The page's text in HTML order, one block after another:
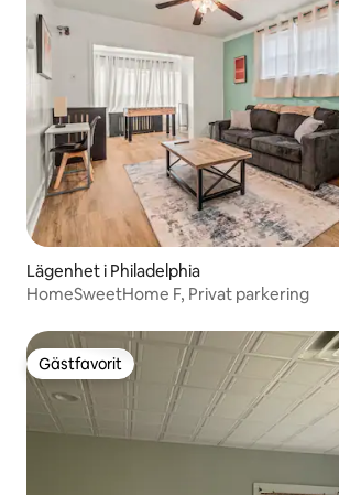
Lägenhet i Philadelphia
HomeSweetHome F, Privat parkering
Gästfavorit
Gästfavorit